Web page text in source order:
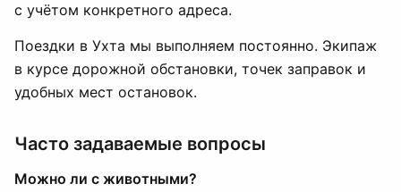
с учётом конкретного адреса.
Поездки в Ухта мы выполняем постоянно. Экипаж
в курсе дорожной обстановки, точек заправок и
удобных мест остановок.
Часто задаваемые вопросы
Можно ли с животными?